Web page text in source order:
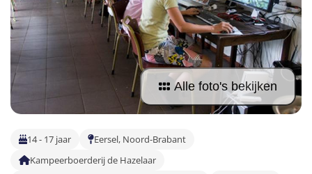
Computerkampen
Musicalkampen
Ponykampen
Meidenkampen
Pretpark Kampen
Duitsland
Portugal
Taalreizen Italiaans
Surfkampen Sri Lanka
Golfsurfkampen
Windsurfkampen
Kitesurfkampen
Alle foto's bekijken
14 - 17 jaar
Eersel, Noord-Brabant
Kampeerboerderij de Hazelaar